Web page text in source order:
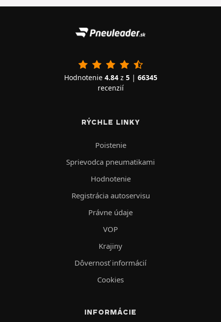
Hodnotenie 4.84z 5| 66345
recenzií
RÝCHLE LINKY
Poistenie
Sprievodca pneumatikami
Hodnotenie
Registrácia autoservisu
Právne údaje
VOP
Krajiny
Dôvernosť informácií
Cookies
INFORMÁCIE